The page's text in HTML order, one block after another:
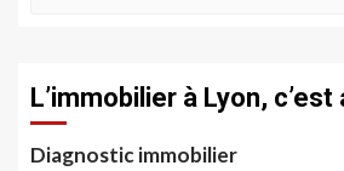
L’immobilier à Lyon, c’est
Diagnostic immobilier